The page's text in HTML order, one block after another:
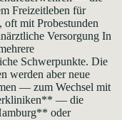
Freizeitleben für
mit Probestunden
Versorgung In
Schwerpunkte. Die
werden aber neue
— zum Wechsel mit
— die
oder